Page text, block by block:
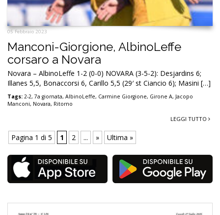
05 Febbraio 2023
Manconi-Giorgione, AlbinoLeffe
corsaro a Novara
Novara – AlbinoLeffe 1-2 (0-0) NOVARA (3-5-2): Desjardins 6;
Illanes 5,5, Bonaccorsi 6, Carillo 5,5 (29′ st Ciancio 6); Masini […]
Tags: 2-2, 7a giornata, AlbinoLeffe, Carmine Giorgione, Girone A, Jacopo
Manconi, Novara, Ritorno
LEGGI TUTTO
Pagina 1 di 5 1 2 ... » Ultima »